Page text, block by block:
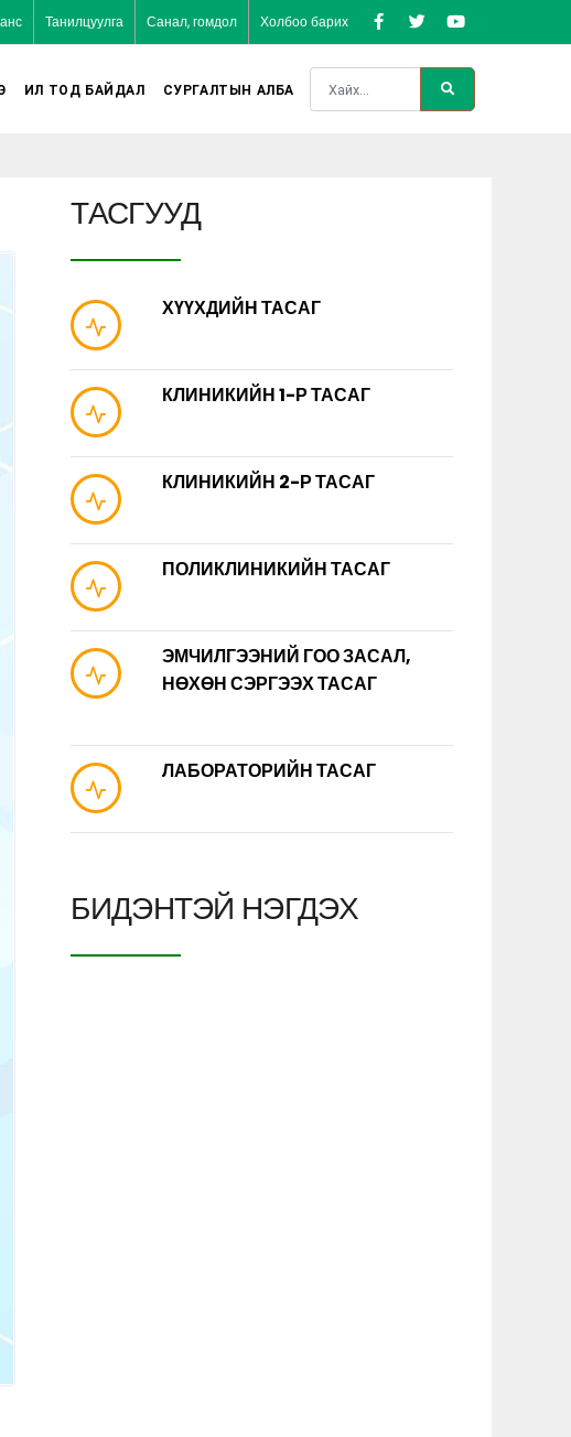
Танилцуулга Санал, гомдол Холбоо барих
ИЛ ТОД БАЙДАЛ СУРГАЛТЫН АЛБА
ТАСГУУД
ХҮҮХДИЙН ТАСАГ
КЛИНИКИЙН 1-Р ТАСАГ
КЛИНИКИЙН 2-Р ТАСАГ
ПОЛИКЛИНИКИЙН ТАСАГ
ЭМЧИЛГЭЭНИЙ ГОО ЗАСАЛ,
НӨХӨН СЭРГЭЭХ ТАСАГ
ЛАБОРАТОРИЙН ТАСАГ
БИДЭНТЭЙ НЭГДЭХ